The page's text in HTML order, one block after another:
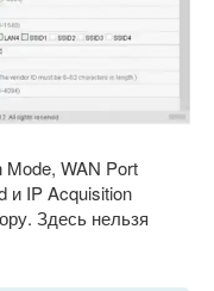
Mode, WAN Port
и IP Acquisition
Здесь нельзя